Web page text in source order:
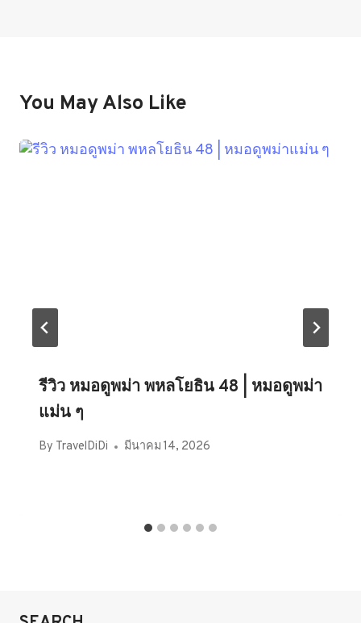
You May Also Like
รีวิว หมอดูพม่า พหลโยธิน 48 | หมอดูพม่า
แม่น ๆ
By TravelDiDi มีนาคม 14, 2026